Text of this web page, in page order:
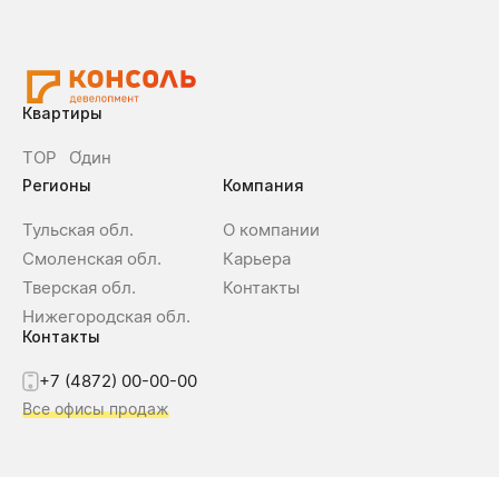
Квартиры
ТОР О́дин
Регионы
Тульская обл.
Смоленская обл.
Тверская обл.
Нижегородская обл.
Компания
О компании
Карьера
Контакты
Контакты
+7 (4872) 00-00-00
Все офисы продаж